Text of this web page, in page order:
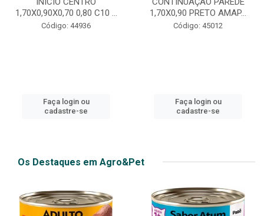
1,70X0,90 PRETO AMAP...
Código: 45012
Faça login ou
cadastre-se
Código: 45013
cadastre-se
Os Destaques em Agro&Pet